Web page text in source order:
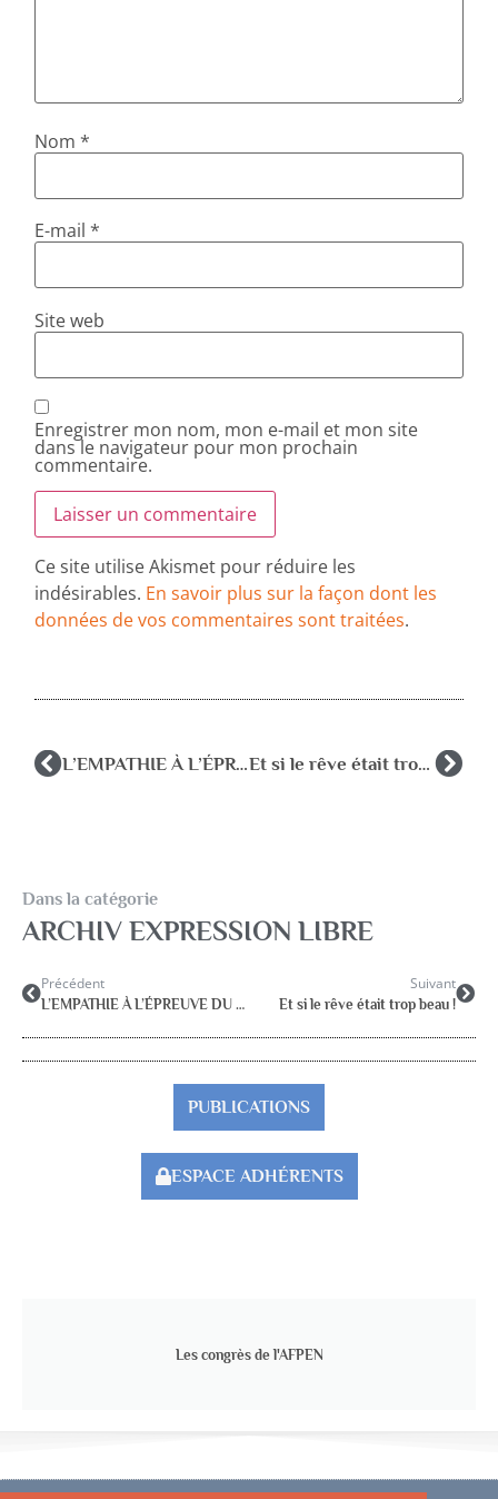
Nom*
E-mail*
Site web
Enregistrer mon nom, mon e-mail et mon site
dans le navigateur pour mon prochain
commentaire.
Ce site utilise Akismet pour réduire les
indésirables. En savoir plus sur la façon dont les
données de vos commentaires sont traitées.
L’EMPATHIE À L’ÉPREUVE DU SPÉCISME : Et si le rêve était trop beau !
Dans la catégorie
ARCHIV EXPRESSION LIBRE
Précédent
L’EMPATHIE À L’ÉPREUVE DU SPÉCISME :
Suivant
Et si le rêve était trop beau !
PUBLICATIONS
ESPACE ADHÉRENTS
Les congrès de l'AFPEN